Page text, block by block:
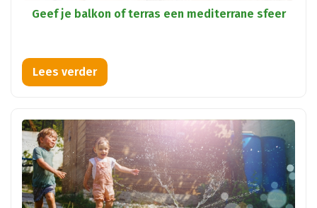
Geef je balkon of terras een mediterrane sfeer